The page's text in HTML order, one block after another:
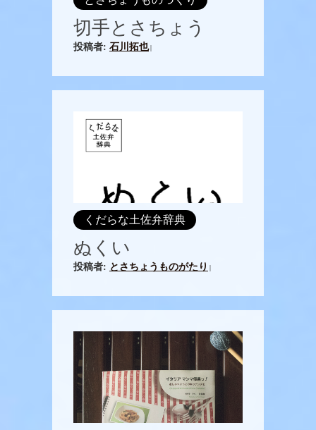
切手とさちょう
投稿者: 石川拓也|
くだらな土佐弁辞典
ぬくい
投稿者: とさちょうものがたり